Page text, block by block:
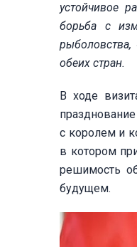
устойчивое
борьба с
рыболовства,
обеих стран.
В ходе
с королем и
в котором
решимость
будущем.